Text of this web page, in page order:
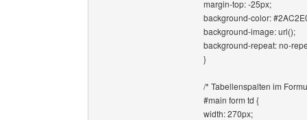
margin-top: -25px;
background-color:
background-image: url();
background-repeat: no-
}
/* Tabellenspalten im
#main form td {
width: 270px;